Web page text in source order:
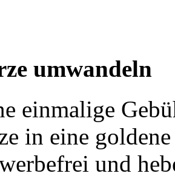
umwandeln
einmalige
in eine
und